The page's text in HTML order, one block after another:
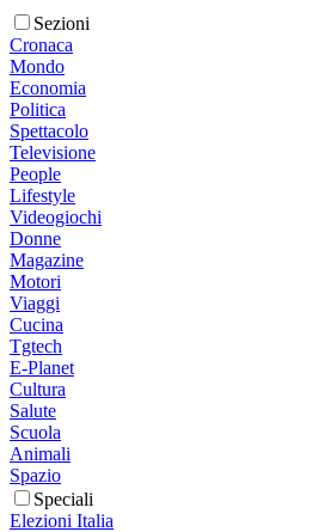
Sezioni
Cronaca
Mondo
Economia
Politica
Spettacolo
Televisione
People
Lifestyle
Videogiochi
Donne
Magazine
Motori
Viaggi
Cucina
Tgtech
E-Planet
Cultura
Salute
Scuola
Animali
Spazio
Speciali
Elezioni Italia